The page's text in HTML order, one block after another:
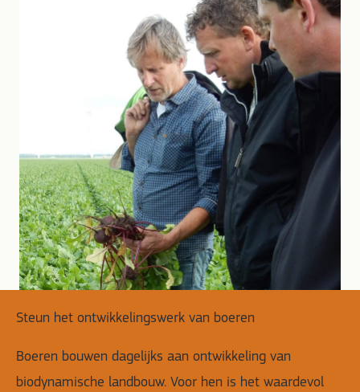
Steun het ontwikkelingswerk van boeren
Boeren bouwen dagelijks aan ontwikkeling van
biodynamische landbouw. Voor hen is het waardevol